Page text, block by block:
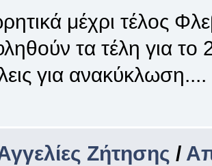
μέχρι τέλος
τα τέλη για
για ανακύκλωση....
Ζήτησης /